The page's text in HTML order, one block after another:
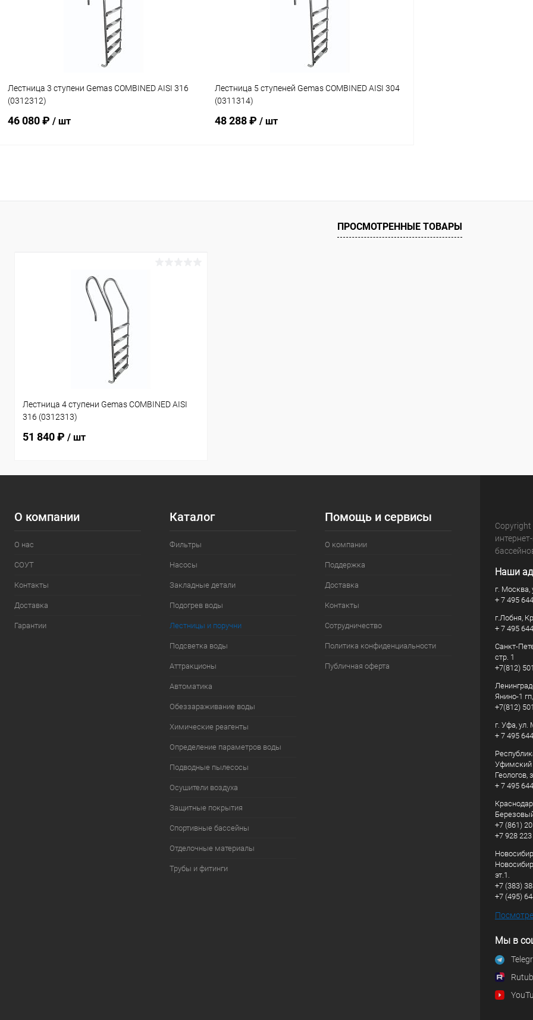
Лестница 3 ступени Gemas COMBINED AISI 316
(0312312)
46 080 ₽ / шт
В избранное
Лестница 5 ступеней Gemas COMBINED AISI 304
(0311314)
48 288 ₽ / шт
В избранное
В наличии
ПРОСМОТРЕННЫЕ ТОВАРЫ
Лестница 4 ступени Gemas COMBINED AISI
316 (0312313)
51 840 ₽ / шт
О компании
О нас
СОУТ
Контакты
Доставка
Гарантии
Каталог
Фильтры
Насосы
Закладные детали
Подогрев воды
Лестницы и поручни
Подсветка воды
Аттракционы
Автоматика
Обеззараживание воды
Химические реагенты
Определение параметров воды
Подводные пылесосы
Осушители воздуха
Защитные покрытия
Спортивные бассейны
Отделочные материалы
Трубы и фитинги
Помощь и сервисы
О компании
Поддержка
Доставка
Контакты
Сотрудничество
Политика конфиденциальности
Публичная оферта
Наши
г. Москва,
+ 7 495
г.Лобня,
+ 7 495
Санкт-
стр. 1
+7(812)
Янино-1
+7(812)
г. Уфа, ул.
+ 7 495
Уфимский
Геологов,
+ 7 495
+7 (861)
+7 928
эт.1.
+7 (383)
+7 (495)
Мы в